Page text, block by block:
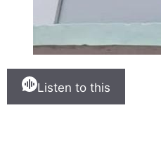
Listen to this